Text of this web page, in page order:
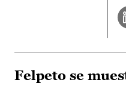
Felpeto se